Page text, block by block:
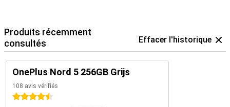
Produits récemment
consultés
Effacer l'historique
OnePlus Nord 5 256GB Grijs
108 avis vérifiés
4.5 étoiles